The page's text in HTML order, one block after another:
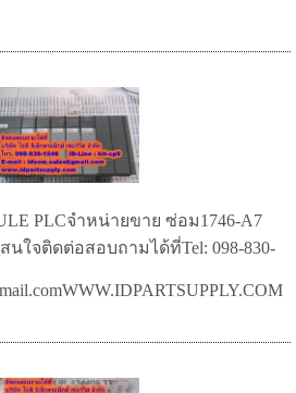
PLCจำหน่ายขาย ซ่อม1746-A7
นใจติดต่อสอบถามได้ที่Tel: 098-830-